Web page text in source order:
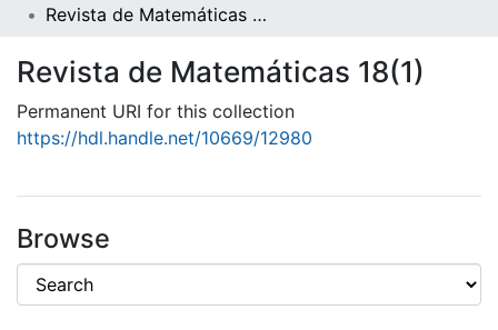
More Information
Browse Kérwá
Statistics
Revista de Matemáticas 18(1)
Revista de Matemáticas 18(1)
Permanent URI for this collection
https://hdl.handle.net/10669/12980
Browse